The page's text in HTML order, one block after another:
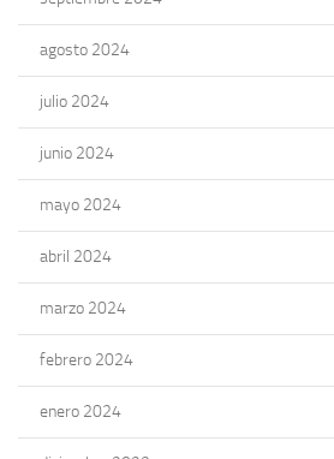
agosto 2024
julio 2024
junio 2024
mayo 2024
abril 2024
marzo 2024
febrero 2024
enero 2024